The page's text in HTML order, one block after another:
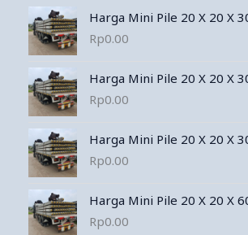
Harga Mini Pile 20 X 20 X
Rp0.00
Harga Mini Pile 20 X 20 X
Rp0.00
Harga Mini Pile 20 X 20 X
Rp0.00
Harga Mini Pile 20 X 20 X
Rp0.00